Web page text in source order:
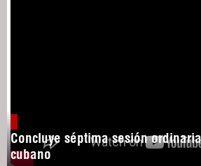
Concluye séptima sesión
cubano